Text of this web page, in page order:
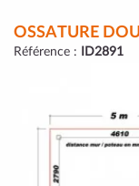
OSSATURE
Référence : ID2891